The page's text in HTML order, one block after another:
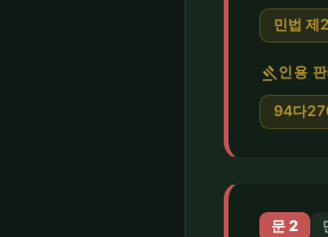
민법 제
gavel인용
94다
문 2